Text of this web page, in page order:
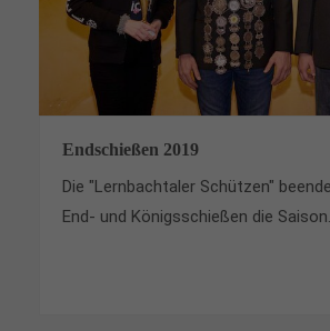
Endschießen 2019
Die "Lernbachtaler Schützen"
End- und Königsschießen die Saison.